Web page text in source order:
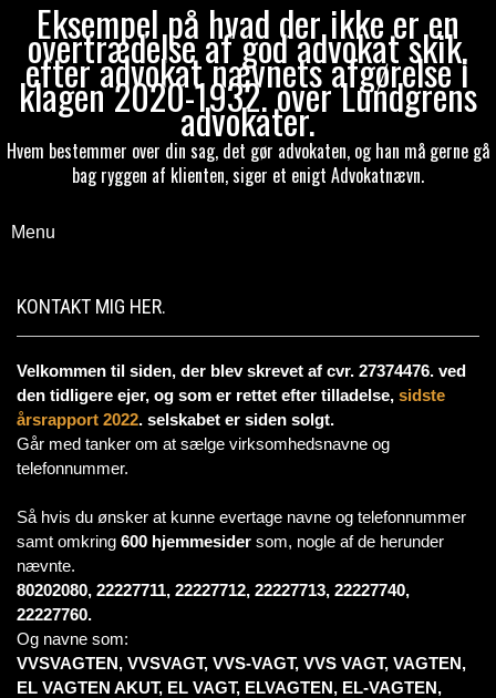
Eksempel på hvad der ikke er en
overtrædelse af god advokat skik,
efter advokat nævnets afgørelse i
klagen 2020-1932. over Lundgrens
advokater.
Hvem bestemmer over din sag, det gør advokaten, og han må gerne gå
bag ryggen af klienten, siger et enigt Advokatnævn.
Menu
KONTAKT MIG HER.
Velkommen til siden, der blev skrevet af cvr. 27374476. ved
den tidligere ejer, og som er rettet efter tilladelse, sidste
årsrapport 2022. selskabet er siden solgt.
Går med tanker om at sælge virksomhedsnavne og
telefonnummer.
Så hvis du ønsker at kunne evertage navne og telefonnummer
samt omkring 600 hjemmesider som, nogle af de herunder
nævnte.
80202080, 22227711, 22227712, 22227713, 22227740,
22227760.
Og navne som:
VVSVAGTEN, VVSVAGT, VVS-VAGT, VVS VAGT, VAGTEN,
EL VAGTEN AKUT, EL VAGT, ELVAGTEN, EL-VAGTEN,